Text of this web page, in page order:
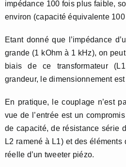
impédance 100 fois plus faible,
environ (capacité équivalente
Etant donné que l’impédance
grande (1 kOhm à 1 kHz), on
biais de ce transformateur
grandeur, le dimensionnement
En pratique, le couplage n’est
vue de l’entrée est un
de capacité, de résistance série
L2 ramené à L1) et des éléments
réelle d’un tweeter piézo.